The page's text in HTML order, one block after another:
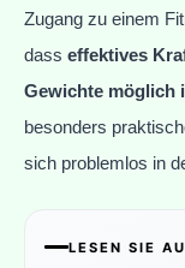
Zugang zu einem
dass effektives
Gewichte möglich
besonders
sich problemlos in
LESEN SIE